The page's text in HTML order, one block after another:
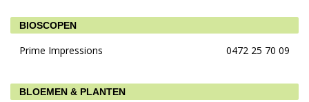
BIOSCOPEN
Prime Impressions 0472 25 70 09
BLOEMEN & PLANTEN